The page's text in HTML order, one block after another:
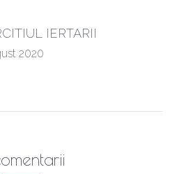
IERTARII
2020